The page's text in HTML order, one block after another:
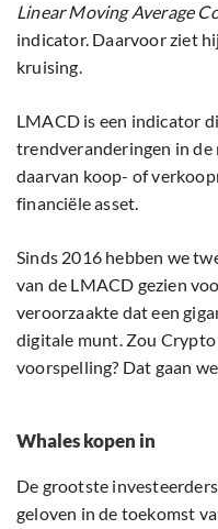
Linear Moving Average
indicator. Daarvoor ziet
kruising.
LMACD is een indicator
trendveranderingen in
daarvan koop- of
financiële asset.
Sinds 2016 hebben we
van de LMACD gezien
veroorzaakte dat een
digitale munt. Zou
voorspelling? Dat gaan
Whales kopen in
De grootste
geloven in de toekomst